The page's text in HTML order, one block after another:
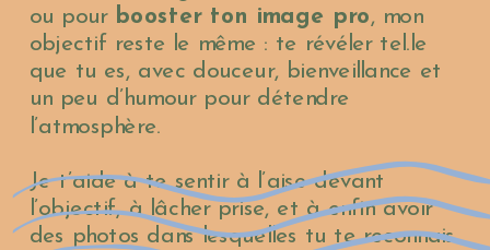
ou pour booster ton image pro, mon
objectif reste le même : te révéler tel.le
que tu es, avec douceur, bienveillance et
un peu d’humour pour détendre
l’atmosphère.
Je t’aide à te sentir à l’aise devant
l’objectif, à lâcher prise, et à enfin avoir
des photos dans lesquelles tu te reconnais